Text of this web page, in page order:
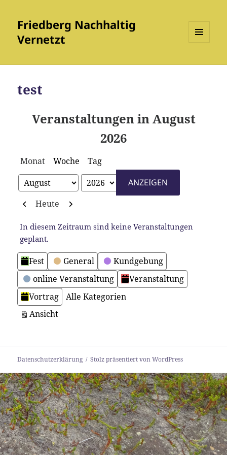
Friedberg Nachhaltig
Vernetzt
WIDGETS
test
Veranstaltungen in August
2026
Monat Woche Tag
Monat
Jahr
Zurück
Heute Weiter
In diesem Zeitraum sind keine Veranstaltungen
geplant.
Kategorien
Fest General
Kundgebung
online Veranstaltung
Veranstaltung
Vortrag
Alle Kategorien
Ansichtausdrucken
Datenschutzerklärung Stolz präsentiert von WordPress